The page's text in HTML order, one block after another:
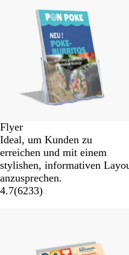
Flyer
Ideal, um Kunden zu
erreichen und mit einem
stylishen, informativen
anzusprechen.
4.7(6233)